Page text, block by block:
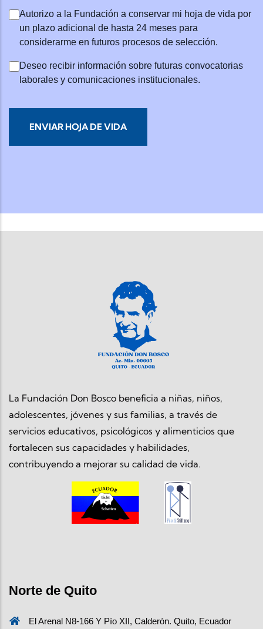
Opcionales
Autorizo a la Fundación a conservar mi hoja de vida por
un plazo adicional de hasta 24 meses para
considerarme en futuros procesos de selección.
Deseo recibir información sobre futuras convocatorias
laborales y comunicaciones institucionales.
La Fundación Don Bosco beneficia a niñas, niños,
adolescentes, jóvenes y sus familias, a través de
servicios educativos, psicológicos y alimenticios que
fortalecen sus capacidades y habilidades,
contribuyendo a mejorar su calidad de vida.
Norte de Quito
El Arenal N8-166 Y Pío XII, Calderón. Quito, Ecuador